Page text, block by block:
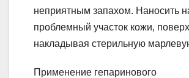
неприятным запахом. Наносить
проблемный участок кожи, поверх
накладывая стерильную
Применение гепаринового